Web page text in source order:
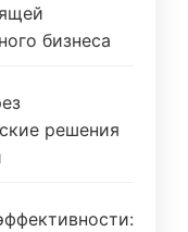
бизнеса
решения